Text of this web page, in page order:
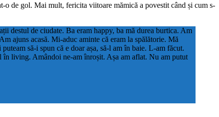
o de gol. Mai mult, fericita viitoare mămică a povestit când și cum s-
destul de ciudate. Ba eram happy, ba mă durea burtica. Am
ajuns acasă. Mi-aduc aminte că eram la spălătorie. Mă
să-i spun că e doar așa, să-l am în baie. L-am făcut.
în living. Amândoi ne-am înroșit. Așa am aflat. Nu am putut